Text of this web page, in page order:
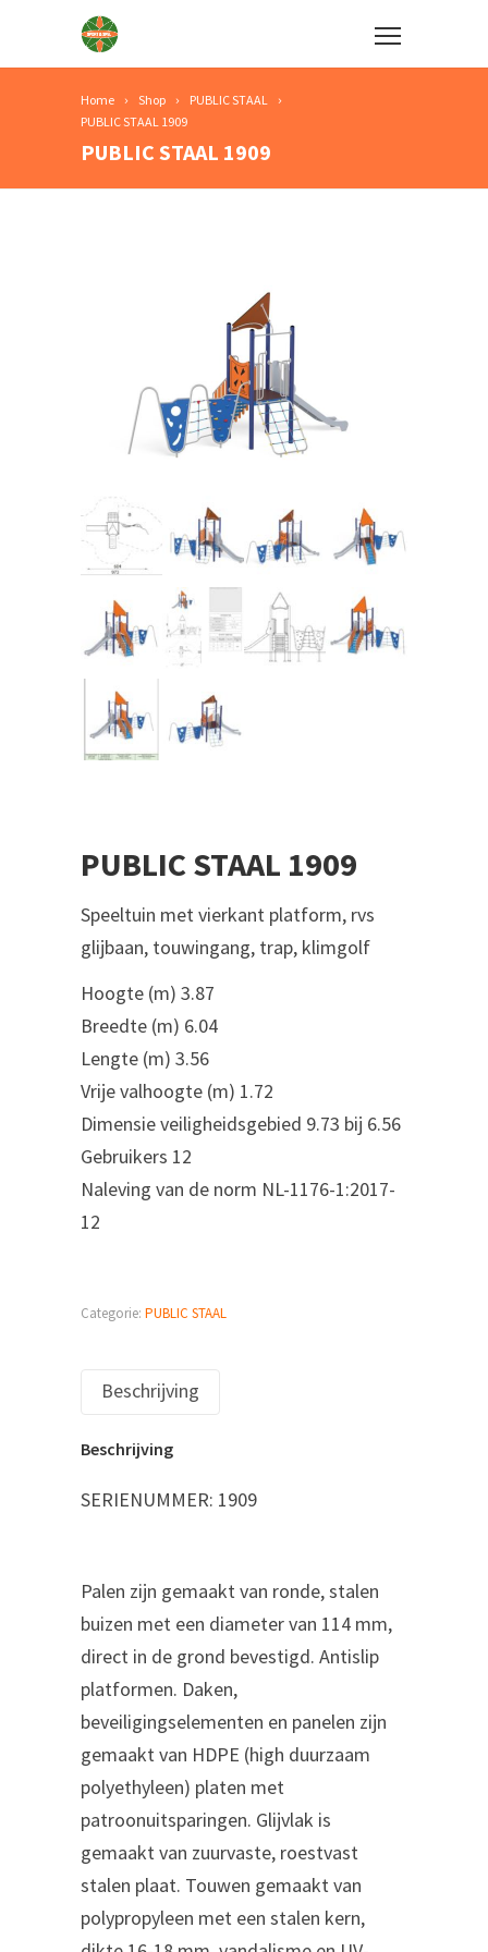
Home Shop
PUBLIC STAAL
PUBLIC STAAL 1909
PUBLIC STAAL 1909
PUBLIC STAAL 1909
‎‎Speeltuin met vierkant platform, rvs
glijbaan, touwingang, trap, klimgolf‎
‎‎Hoogte (m)‎ 3.87
‎Breedte (m)‎ 6.04
‎Lengte (m)‎ 3.56
‎Vrije valhoogte (m)‎ 1.72
‎Dimensie veiligheidsgebied‎ 9.73 bij 6.56
‎Gebruikers‎ 12
‎Naleving van de norm‎ ‎NL-1176-1:2017-
12‎
Categorie: PUBLIC STAAL
Beschrijving
Beschrijving
SERIENUMMER: 1909
Palen zijn gemaakt van ronde, stalen
buizen met een diameter van 114 mm,
direct in de grond bevestigd. Antislip
platformen. Daken,
beveiligingselementen en panelen zijn
gemaakt van HDPE (high duurzaam
polyethyleen) platen met
patroonuitsparingen. Glijvlak is
gemaakt van zuurvaste, roestvast
stalen plaat. Touwen gemaakt van
polypropyleen met een stalen kern,